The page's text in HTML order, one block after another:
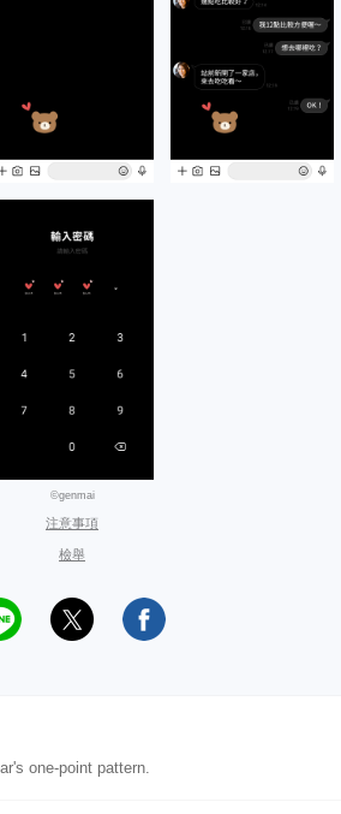
©genmai
注意事項
檢舉
one-point pattern.